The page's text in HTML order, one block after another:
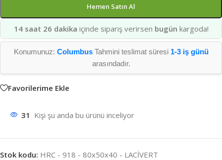
Hemen Satın Al
14 saat 26 dakika içinde sipariş verirsen bugün kargoda!
Konumunuz: ColumbusTahmini teslimat süresi 1-3 iş günü
arasındadır.
Favorilerime Ekle
31 Kişi şu anda bu ürünü inceliyor
Stok kodu: HRC - 918 - 80x50x40 - LACİVERT